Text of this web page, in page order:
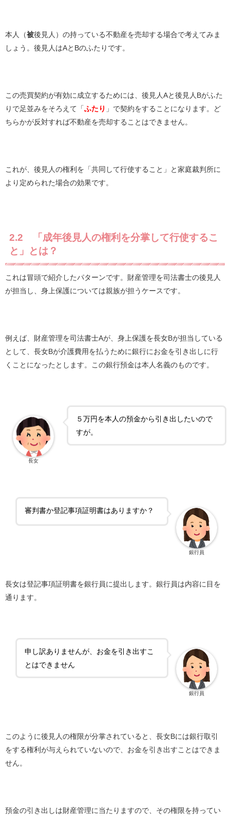
本人（被後見人）の持っている不動産を売却する場合で考えてみま
しょう。後見人はAとBのふたりです。
この売買契約が有効に成立するためには、後見人Aと後見人Bがふた
りで足並みをそろえて「ふたり 」で契約をすることになります。ど
ちらかが反対すれば不動産を売却することはできません。
これが、後見人の権利を「共同して行使すること」と家庭裁判所に
より定められた場合の効果です。
2.2 「成年後見人の権利を分掌して行使するこ
と」とは？
これは冒頭で紹介したパターンです。財産管理を司法書士の後見人
が担当し、身上保護については親族が担うケースです。
例えば、財産管理を司法書士Aが、身上保護を長女Bが担当している
として、長女Bが介護費用を払うために銀行にお金を引き出しに行
くことになったとします。この銀行預金は本人名義のものです。
５万円を本人の預金から引き出したいので
すが。
長女
審判書か登記事項証明書はありますか？
銀行員
長女は登記事項証明書を銀行員に提出します。銀行員は内容に目を
通ります。
申し訳ありませんが、お金を引き出すこ
とはできません
銀行員
このように後見人の権限が分掌されていると、長女Bには銀行取引
をする権利が与えられていないので、お金を引き出すことはできま
せん。
預金の引き出しは財産管理に当たりますので、その権限を持ってい